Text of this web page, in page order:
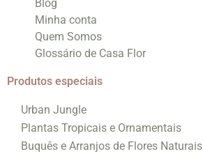
Blog
Minha conta
Quem Somos
Glossário de Casa Flor
Produtos especiais
Urban Jungle
Plantas Tropicais e Ornamentais
Buquês e Arranjos de Flores Naturais